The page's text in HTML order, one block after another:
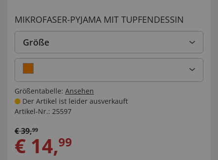
MIKROFASER-PYJAMA MIT TUPFENDESSIN
Größe
Größentabelle: Ansehen
Der Artikel ist leider ausverkauft
Artikel-Nr.: 25597
€39,99
€ 14,99